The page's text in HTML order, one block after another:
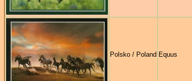
Polsko / Poland Equus